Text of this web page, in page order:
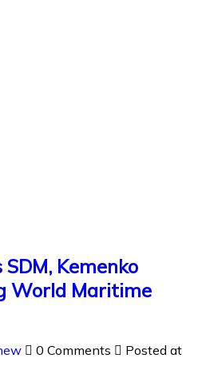
Kemenko
World Maritime
0 Comments
Posted at